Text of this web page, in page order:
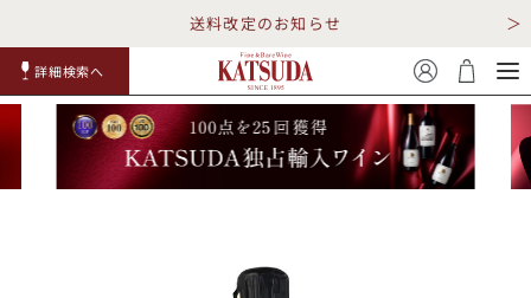
送料改定のお知らせ
詳細検索へ
白ワイ
ン ング ン
RP100
点